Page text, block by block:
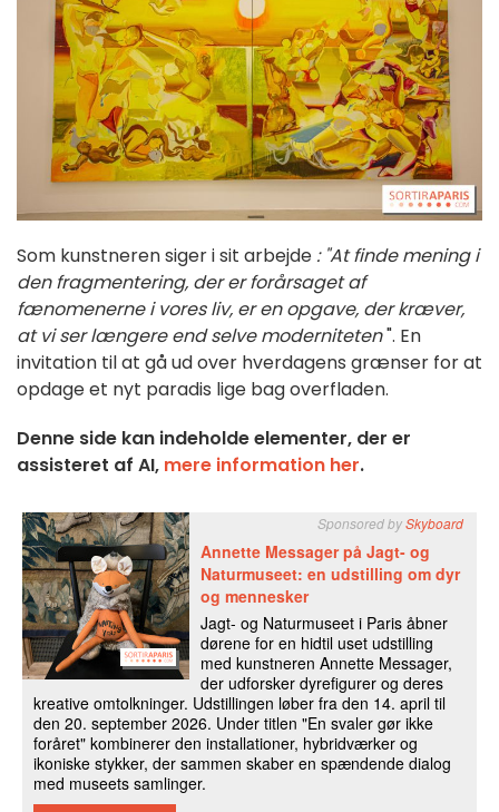
Som kunstneren siger i sit arbejde : "At finde mening i
den fragmentering, der er forårsaget af
fænomenerne i vores liv, er en opgave, der kræver,
at vi ser længere end selve moderniteten". En
invitation til at gå ud over hverdagens grænser for at
opdage et nyt paradis lige bag overfladen.
Denne side kan indeholde elementer, der er
assisteret af AI, mere information her.